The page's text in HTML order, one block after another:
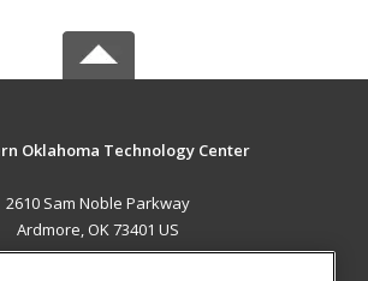
Oklahoma Technology Center
2610 Sam Noble Parkway
Ardmore, OK 73401 US